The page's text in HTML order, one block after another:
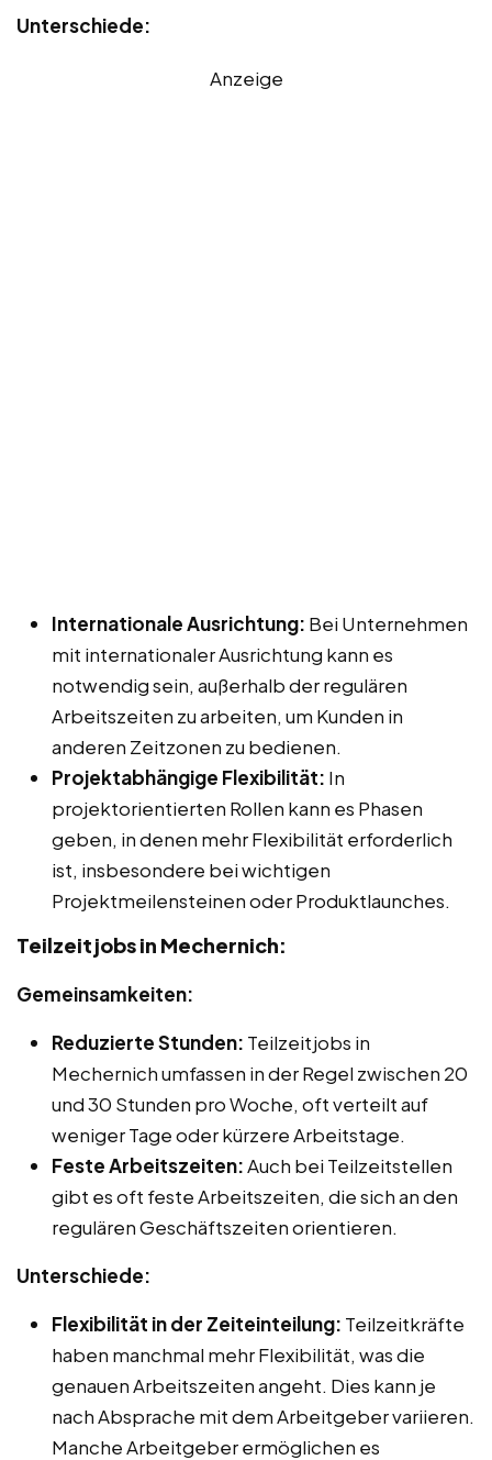
Unterschiede:
Anzeige
Internationale Ausrichtung: Bei Unternehmen
mit internationaler Ausrichtung kann es
notwendig sein, außerhalb der regulären
Arbeitszeiten zu arbeiten, um Kunden in
anderen Zeitzonen zu bedienen.
Projektabhängige Flexibilität: In
projektorientierten Rollen kann es Phasen
geben, in denen mehr Flexibilität erforderlich
ist, insbesondere bei wichtigen
Projektmeilensteinen oder Produktlaunches.
Teilzeitjobs in Mechernich:
Gemeinsamkeiten:
Reduzierte Stunden: Teilzeitjobs in
Mechernich umfassen in der Regel zwischen 20
und 30 Stunden pro Woche, oft verteilt auf
weniger Tage oder kürzere Arbeitstage.
Feste Arbeitszeiten:Auch bei Teilzeitstellen
gibt es oft feste Arbeitszeiten, die sich an den
regulären Geschäftszeiten orientieren.
Unterschiede:
Flexibilität in der Zeiteinteilung: Teilzeitkräfte
haben manchmal mehr Flexibilität, was die
genauen Arbeitszeiten angeht. Dies kann je
nach Absprache mit dem Arbeitgeber variieren.
Manche Arbeitgeber ermöglichen es